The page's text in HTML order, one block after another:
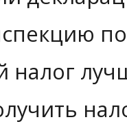
налог